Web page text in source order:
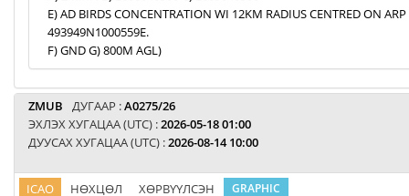
E) AD BIRDS CONCENTRATION WI 12KM RADIUS CENTRED ON ARP
493949N1000559E.
F) GND G) 800M AGL)
ZMUB ДУГААР :A0275/26
ЭХЛЭХ ХУГАЦАА (UTC) :2026-05-18 01:00
ДУУСАХ ХУГАЦАА (UTC) :2026-08-14 10:00
ICAO НӨХЦӨЛ ХӨРВҮҮЛСЭН GRAPHIC